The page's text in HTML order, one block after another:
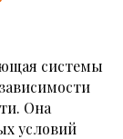
системы
Она
условий